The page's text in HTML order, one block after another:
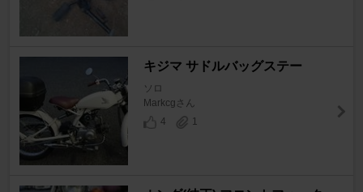
キジマ サドルバッグステー
ソロ
Markcgさん
4
1